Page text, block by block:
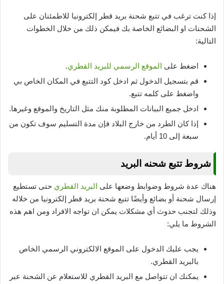
إذا كنت ترغب في تتبع شحنة بريد قطر إلكترونيا للاطمئنان على
الشحنات او البضائع الخاصة بك فيمكن ذلك من خلال الخطوات
التالية:
اضغط على الموقع الرسمي للبريد القطري.
قم بتسجيل الدخول ثم ادخل كود التتبع في المكان الخاص بي
واضغط على كلمه تتبع.
ادخل جميع البيانات المطلوبة منك مثل التاريخ والموقع وغيرها.
إذا كان الطرد من خارج البلاد فإن مدة التسليم سوف تكون من
سبعة إلى 10 أيام.
شروط تتبع شحنه البريد
هناك عدة شروط وضوابط وضعها على البريد القطري حتى تستطيع
إرسال شحنة أو بضائع وأيضًا تتبع شحنة بريد قطر إلكترونيا من خلاله
وذلك لتجنب حدوث أي مشكلات يمكن ان تواجه الافراد ومن اهم هذه
الشروط ما يلي:
يجب عليك الدخول على الموقع الالكتروني الرسمي الخاص
بالبريد القطري.
يمكنك ان تتواصل مع البريد القطري للاستعلام عن الشحنة عبر